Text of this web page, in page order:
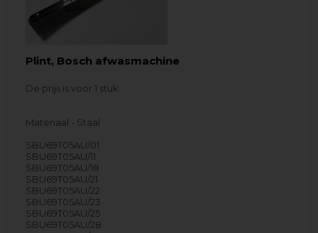
Plint, Bosch afwasmachine
De prijs is voor 1 stuk.
Materiaal - Staal
SBU69T05AU/01
SBU69T05AU/11
SBU69T05AU/18
SBU69T05AU/21
SBU69T05AU/22
SBU69T05AU/23
SBU69T05AU/25
SBU69T05AU/28